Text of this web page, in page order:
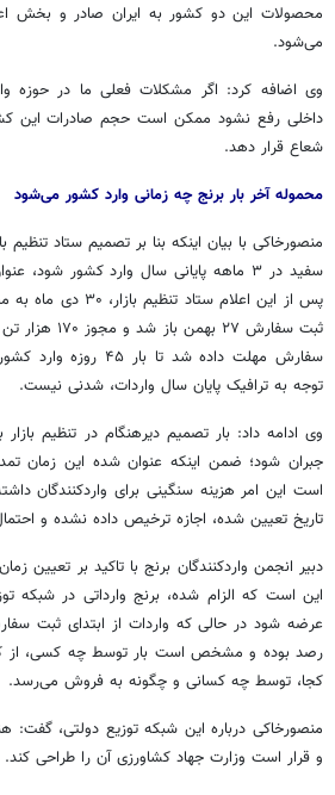
محصولات این دو کشور به ایران صادر و بخش
می‌شود.
وی اضافه کرد: اگر مشکلات فعلی ما در حوزه
داخلی رفع نشود ممکن است حجم صادرات این
شعاع قرار دهد.
محموله آخر بار برنج چه زمانی وارد کشور می‌شود
منصورخاکی
سفید در ۳ ماهه پایانی سال وارد کشور
ثبت سفارش ۲۷
سفارش مهلت داده شد تا
توجه به ترافیک پایان سال واردات، شدنی نیست.
وی ادامه داد: بار تصمیم دیرهنگام در تنظیم
جبران شود؛ ضمن اینکه عنوان شده این زمان
است این امر هزینه سنگینی برای واردکنندگان
تاریخ تعیین شده، اجازه ترخیص داده نشده و
دبیر انجمن واردکنندگان برنج با تاکید بر تعیین
این است که الزام شده، برنج وارداتی در شبکه
عرضه شود در حالی که واردات از ابتدای ثبت
رصد بوده و مشخص است بار توسط چه کسی، از
کجا، توسط چه کسانی و چگونه به فروش می‌رسد.
منصورخاکی درباره این شبکه توزیع دولتی،
و قرار است وزارت جهاد کشاورزی آن را طراحی کند.